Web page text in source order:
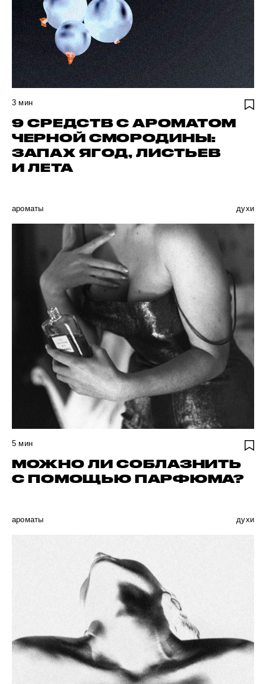
3 мин
9 СРЕДСТВ С АРОМАТОМ
ЧЕРНОЙ СМОРОДИНЫ:
ЗАПАХ ЯГОД, ЛИСТЬЕВ
И ЛЕТА
ароматы духи
5 мин
МОЖНО ЛИ СОБЛАЗНИТЬ
С ПОМОЩЬЮ ПАРФЮМА?
ароматы духи